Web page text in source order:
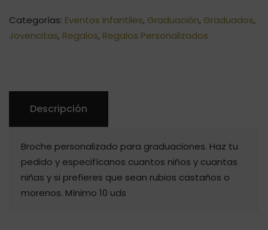
Categorías: Eventos Infantiles, Graduación, Graduados,
Jovencitas, Regalos, Regalos Personalizados
Descripción
Broche personalizado para graduaciones. Haz tu
pedido y especifícanos cuantos niños y cuantas
niñas y si prefieres que sean rubios castaños o
morenos. Mínimo 10 uds